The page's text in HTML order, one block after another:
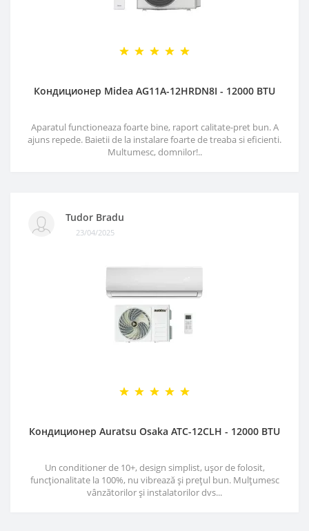
Кондиционер Midea AG11A-12HRDN8I - 12000 BTU
Aparatul functioneaza foarte bine, raport calitate-pret bun. A
ajuns repede. Baietii de la instalare foarte de treaba si eficienti.
Multumesc, domnilor!..
Tudor Bradu
23/04/2025
Кондиционер Auratsu Osaka ATC-12CLH - 12000 BTU
Un conditioner de 10+, design simplist, ușor de folosit,
funcționalitate la 100%, nu vibrează și prețul bun. Mulțumesc
vânzătorilor și instalatorilor dvs...